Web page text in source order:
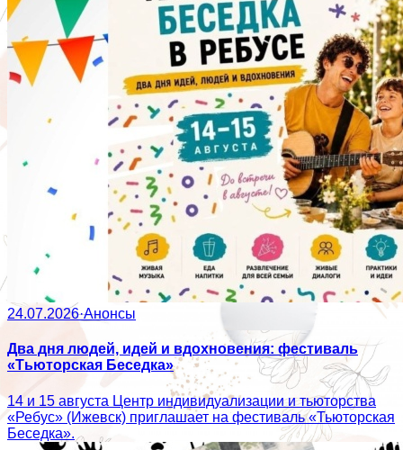
24.07.2026·Анонсы
Два дня людей, идей и вдохновения: фестиваль
«Тьюторская Беседка»
14 и 15 августа Центр индивидуализации и тьюторства
«Ребус» (Ижевск) приглашает на фестиваль «Тьюторская
Беседка».